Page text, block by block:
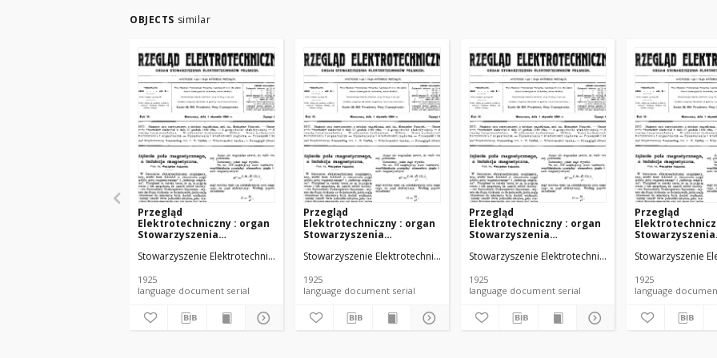
OBJECTS similar
Przegląd
Elektrotechniczny : organ
Stowarzyszenia
R. VII z. 22 (1925)
Stowarzyszenie Elektrotechników Polskich.
1925
language document serial
Przegląd
Elektrotechniczny : organ
Stowarzyszenia
R. VII z. 23 (1925)
Stowarzyszenie Elektrotechników Polskich.
1925
language document serial
Przegląd
Elektrotechniczny : organ
Stowarzyszenia
R. VII z. 19 (1925)
Stowarzyszenie Elektrotechników Polskich.
1925
language document serial
Przegląd
Stowarzyszenia
R. VII z. 20 (1925)
Stowarzyszenie
1925